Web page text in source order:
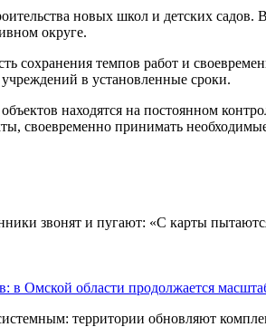
новых школ и детских садов.
округе.
сохранения темпов работ и
в установленные сроки.
находятся на постоянном
своевременно принимать
звонят и пугают: «С карты
в Омской области продолжается
территории обновляют